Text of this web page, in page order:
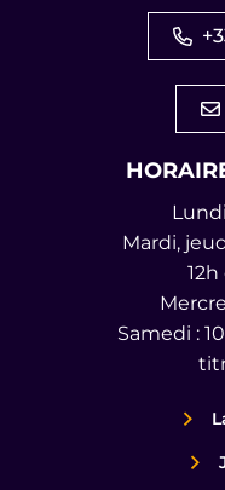
Mardi,
12h
Samedi :